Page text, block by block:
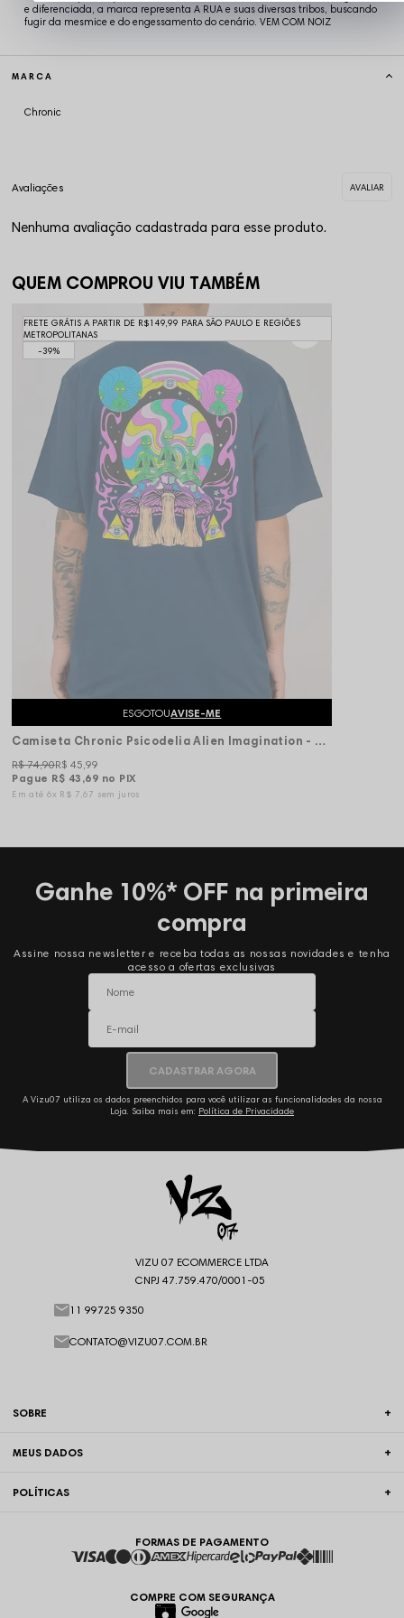
e diferenciada, a marca representa A RUA e suas diversas tribos, buscando
fugir da mesmice e do engessamento do cenário. VEM COM NOIZ
MARCA
Chronic
Nenhuma avaliação cadastrada para esse produto.
QUEM COMPROU VIU TAMBÉM
39%
FRETE GRÁTIS A PARTIR DE R$149,99 PARA SÃO PAULO E REGIÕES
METROPOLITANAS
ESGOTOUAVISE-ME
Camiseta Chronic Psicodelia Alien Imagination - Marinho
Pague R$ 43,69 no PIX
R$ 74,90R$ 45,99
6x R$ 7,67 sem juros
Ganhe 10%* OFF na primeira
compra
Assine nossa newsletter e receba todas as nossas novidades e tenha
acesso a ofertas exclusivas
CADASTRAR AGORA
A Vizu07 utiliza os dados preenchidos para você utilizar as funcionalidades da nossa
Loja. Saiba mais em: Política de Privacidade
SOBRE
MEUS DADOS
POLÍTICAS
VIZU 07 ECOMMERCE LTDA
CNPJ 47.759.470/0001-05
11 99725 9350
CONTATO@VIZU07.COM.BR
FORMAS DE PAGAMENTO
COMPRE COM SEGURANÇA